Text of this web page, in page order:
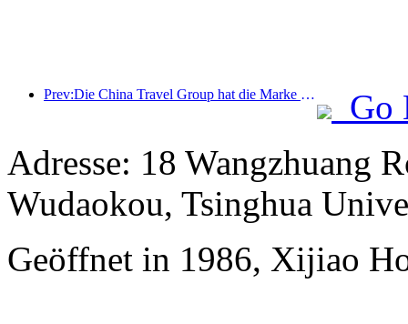
Prev:Die China Travel Group hat die Marke „China Travel Good Times“ ins Leben gerufen, um in den Markt für Seniorentourismus zu expandieren.
Go
Adresse: 18 Wangzhuang
Wudaokou, Tsinghua
Geöffnet in 1986, Xijiao